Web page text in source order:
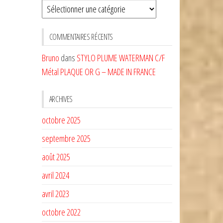
Sélectionnez
une
CATÉGORIE
COMMENTAIRES RÉCENTS
Bruno dans STYLO PLUME WATERMAN C/F
Métal PLAQUE OR G – MADE IN FRANCE
ARCHIVES
octobre 2025
septembre 2025
août 2025
avril 2024
avril 2023
octobre 2022